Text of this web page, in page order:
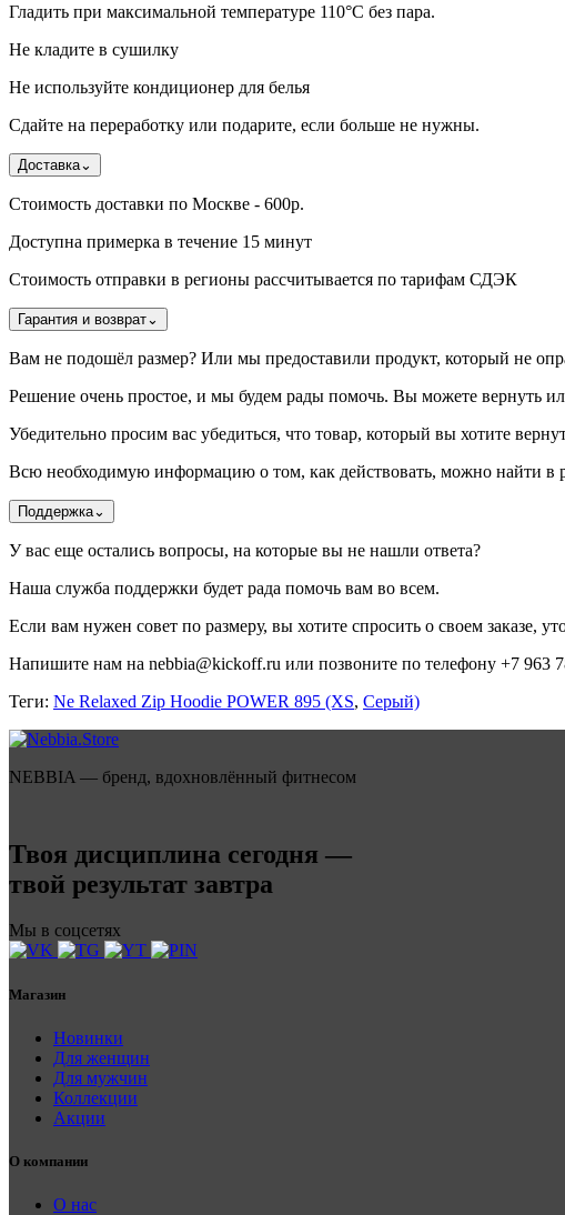
Гладить при максимальной температуре 110°С без пара.
Не кладите в сушилку
Не используйте кондиционер для белья
Сдайте на переработку или подарите, если больше не нужны.
Доставка⌄
Стоимость доставки по Москве - 600р.
Доступна примерка в течение 15 минут
Стоимость отправки в регионы рассчитывается по тарифам СДЭК
Гарантия и возврат⌄
Вам не подошёл размер? Или мы предоставили продукт, который не
Решение очень простое, и мы будем рады помочь. Вы можете вернуть
Убедительно просим вас убедиться, что товар, который вы хотите
Всю необходимую информацию о том, как действовать, можно найти в
Поддержка⌄
У вас еще остались вопросы, на которые вы не нашли ответа?
Наша служба поддержки будет рада помочь вам во всем.
Если вам нужен совет по размеру, вы хотите спросить о своем заказе,
Напишите нам на nebbia@kickoff.ru или позвоните по телефону +7 963
Теги: Ne Relaxed Zip Hoodie POWER 895 (XS, Серый)
NEBBIA — бренд, вдохновлённый фитнесом
Твоя дисциплина сегодня —
твой результат завтра
Мы в соцсетях
Магазин
Новинки
Для женщин
Для мужчин
Коллекции
Акции
О компании
О нас